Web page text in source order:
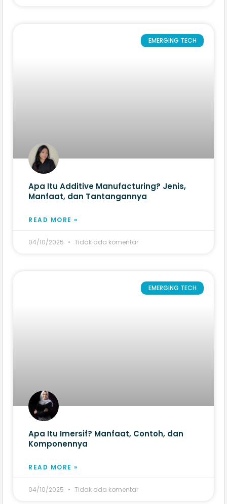
EMERGING TECH
Apa Itu Additive Manufacturing? Jenis,
Manfaat, dan Tantangannya
READ MORE »
04/10/2025 Tidak ada komentar
EMERGING TECH
Apa Itu Imersif? Manfaat, Contoh, dan
Komponennya
READ MORE »
04/10/2025 Tidak ada komentar